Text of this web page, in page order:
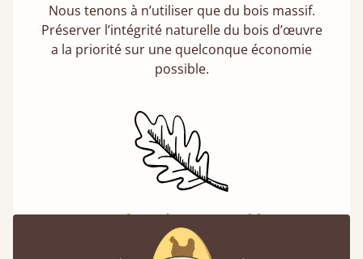
Nous tenons à n’utiliser que du bois massif.
Préserver l’intégrité naturelle du bois d’œuvre
a la priorité sur une quelconque économie
possible.
Un choix écoresponsable
Acheter un lit en bois est un choix durable.